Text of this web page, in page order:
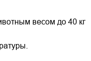
весом до 40 кг